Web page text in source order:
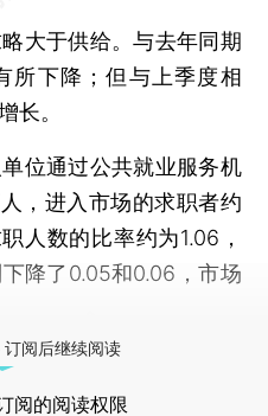
大于供给。与去年同期
所下降；但与上季度相
长。
通过公共就业服务机
，进入市场的求职者约
人数的比率约为1.06，
降了0.05和0.06，市场
订阅后继续阅读
阅的阅读权限